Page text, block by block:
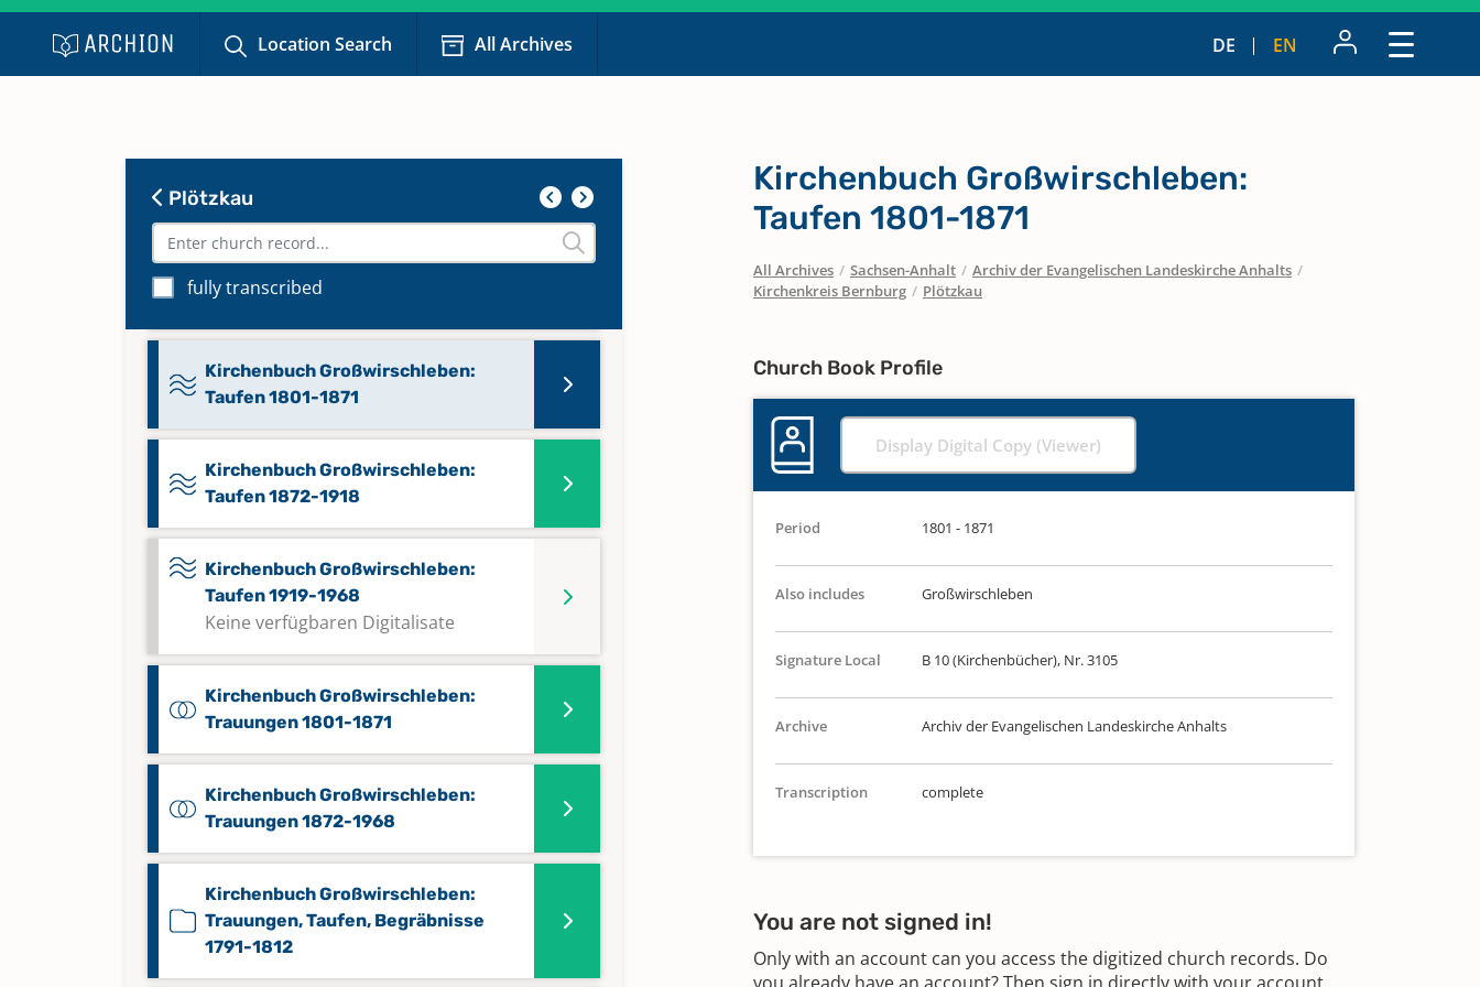
Location Search All Archives DE EN
Plötzkau
fully transcribed
Kirchenbuch Bründel: Trauungen
Begräbnisse 1801-1871
Begräbnisse 1872-1968
Kirchenbuch Großwirschleben:
Taufen 1801-1871
Kirchenbuch Großwirschleben:
Taufen 1872-1918
Kirchenbuch Großwirschleben:
Taufen 1919-1968
Keine verfügbaren Digitalisate
Kirchenbuch Großwirschleben:
Trauungen 1801-1871
Kirchenbuch Großwirschleben:
Trauungen 1872-1968
Kirchenbuch Großwirschleben:
Trauungen, Taufen, Begräbnisse
1791-1812
Kirchenbuch Großwirschleben:
Taufen 1801-1871
All Archives / Sachsen-Anhalt / Archiv der Evangelischen Landeskirche Anhalts /
Kirchenkreis Bernburg / Plötzkau
Church Book Profile
Display Digital Copy (Viewer)
Period 1801 - 1871
Also includes Großwirschleben
Signature Local B 10 (Kirchenbücher), Nr. 3105
Archive Archiv der Evangelischen Landeskirche Anhalts
Transcription complete
You are not signed in!
Only with an account can you access the digitized church records. Do